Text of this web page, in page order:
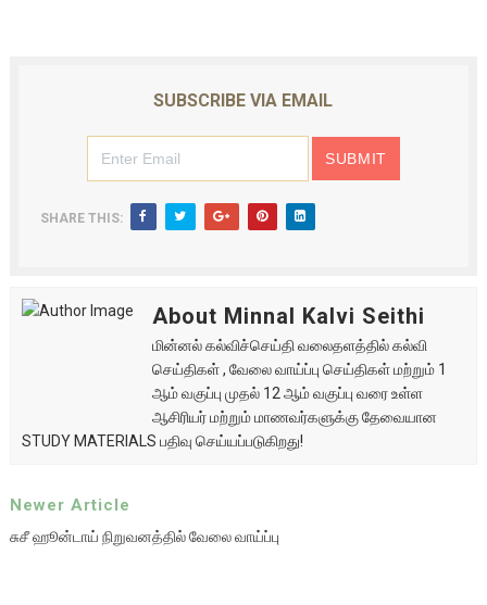
SUBSCRIBE VIA EMAIL
SHARE THIS:
About Minnal Kalvi Seithi
மின்னல் கல்விச்செய்தி வலைதளத்தில் கல்வி
செய்திகள் , வேலை வாய்ப்பு செய்திகள் மற்றும் 1
ஆம் வகுப்பு முதல் 12 ஆம் வகுப்பு வரை உள்ள
ஆசிரியர் மற்றும் மாணவர்களுக்கு தேவையான
STUDY MATERIALS பதிவு செய்யப்படுகிறது!
Newer Article
சுசீ ஹூன்டாய் நிறுவனத்தில் வேலை வாய்ப்பு